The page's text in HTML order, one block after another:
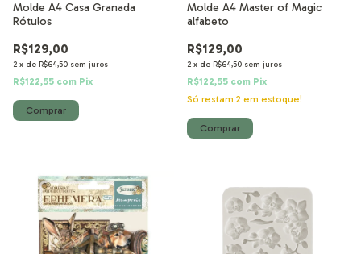
Molde A4 Casa Granada
Rótulos
R$129,00
2 x de R$64,50 sem juros
R$122,55 com Pix
Molde A4 Master of Magic
alfabeto
R$129,00
2 x de R$64,50 sem juros
R$122,55 com Pix
Só restam 2 em estoque!